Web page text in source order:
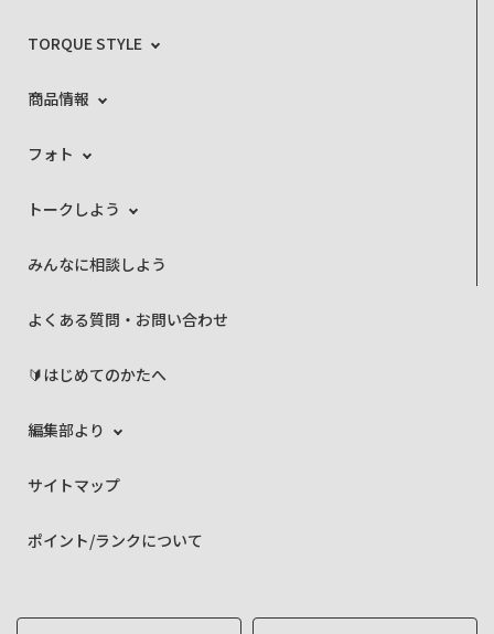
TORQUE STYLE
商品情報
フォト
トークしよう
みんなに相談しよう
よくある質問・お問い合わせ
🔰はじめてのかたへ
編集部より
サイトマップ
ポイント/ランクについて